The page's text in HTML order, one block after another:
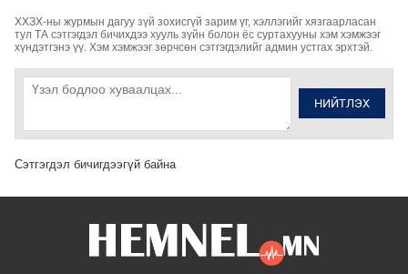
ХХЗХ-ны журмын дагуу зүй зохисгүй зарим үг, хэллэгийг хязгаарласан
тул ТА сэтгэгдэл бичихдээ хууль зүйн болон ёс суртахууны хэм хэмжээг
хүндэтгэнэ үү. Хэм хэмжээг зөрчсөн сэтгэгдэлийг админ устгах эрхтэй.
НИЙТЛЭХ
Сэтгэгдэл бичигдээгүй байна